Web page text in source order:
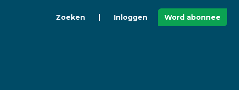
Zoeken Inloggen Word abonnee